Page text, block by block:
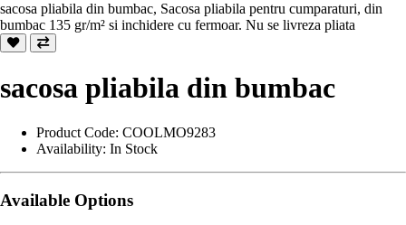
sacosa pliabila din bumbac, Sacosa pliabila pentru cumparaturi, din
bumbac 135 gr/m² si inchidere cu fermoar. Nu se livreza pliata
sacosa pliabila din bumbac
Product Code: COOLMO9283
Availability: In Stock
Available Options